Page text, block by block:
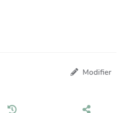
Modifier